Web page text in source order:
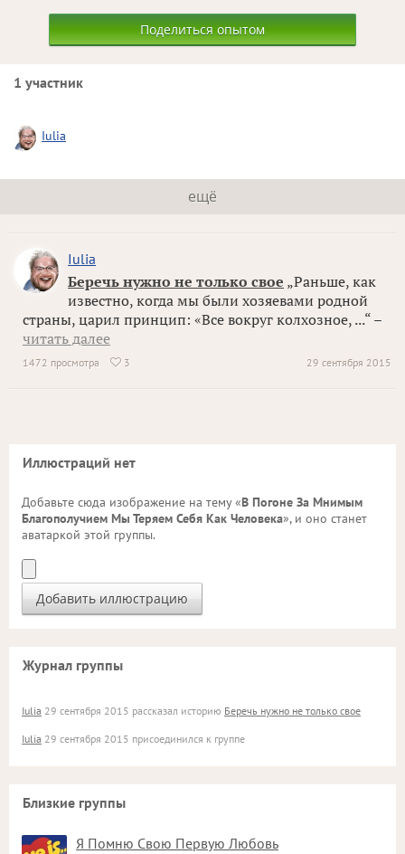
Поделиться опытом
1 участник
Iulia
ещё
Iulia
Беречь нужно не только свое „Раньше, как
известно, когда мы были хозяевами родной
страны, царил принцип: «Все вокруг колхозное, ...“ –
читать далее
29 сентября 2015
1472 просмотра  3
Иллюстраций нет
Добавьте сюда изображение на тему «В Погоне За Мнимым
Благополучием Мы Теряем Себя Как Человека», и оно станет
аватаркой этой группы.
Журнал группы
Iulia 29 сентября 2015 рассказал историю Беречь нужно не только свое
Iulia 29 сентября 2015 присоединился к группе
Близкие группы
Я Помню Свою Первую Любовь